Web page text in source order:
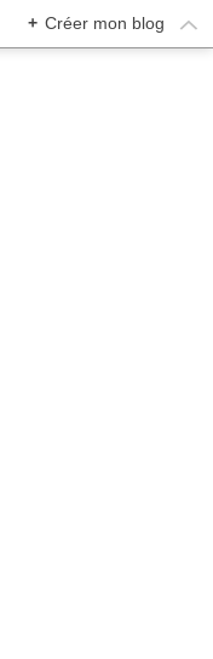
+ Créer mon blog